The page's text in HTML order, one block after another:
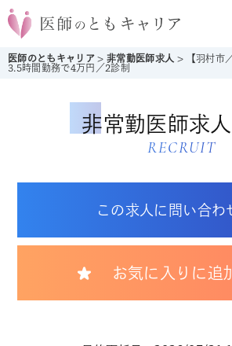
医師のともキャリア >非常勤医師求人 >
【羽村市
3.5時間勤務で4万円／2診制
非常勤医師求
RECRUIT
この求人に問い合わ
お気に入りに追